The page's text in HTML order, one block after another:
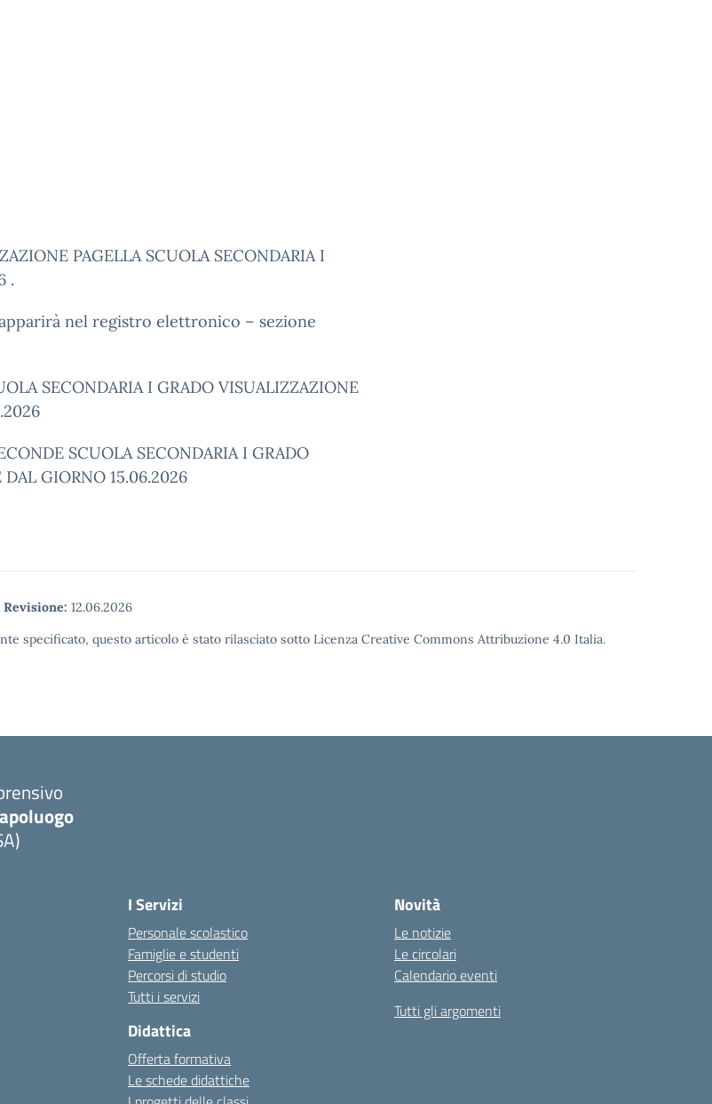
PAGELLA SCUOLA SECONDARIA I
.
nel registro elettronico – sezione
SECONDARIA I GRADO VISUALIZZAZIONE
SCUOLA SECONDARIA I GRADO
GIORNO 15.06.2026
Revisione: 12.06.2026
specificato, questo articolo è stato rilasciato sotto Licenza Creative Commons Attribuzione 4.0 Italia.
I Servizi
Personale scolastico
Famiglie e studenti
Percorsi di studio
Tutti i servizi
Didattica
Offerta formativa
Le schede didattiche
Novità
Le notizie
Le circolari
Calendario eventi
Tutti gli argomenti